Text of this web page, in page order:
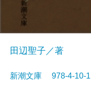
田辺聖子／著
新潮文庫 978-4-